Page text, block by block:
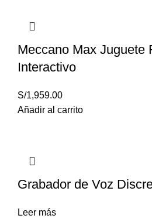
Meccano Max Juguete
Interactivo
S/1,959.00
Añadir al carrito
Grabador de Voz
Leer más